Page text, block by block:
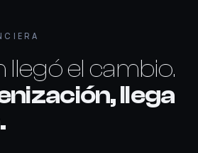
llegó el cambio.
llega